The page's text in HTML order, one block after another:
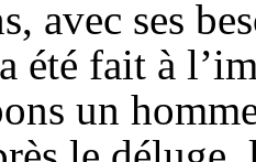
avec ses
été fait à
un